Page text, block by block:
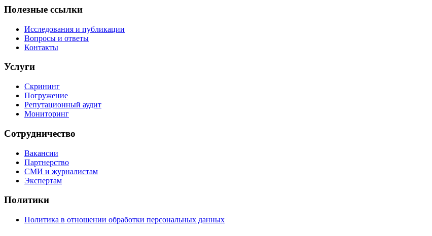
Полезные ссылки
Исследования и публикации
Вопросы и ответы
Контакты
Услуги
Скрининг
Погружение
Репутационный аудит
Мониторинг
Сотрудничество
Вакансии
Партнерство
СМИ и журналистам
Экспертам
Политики
Политика в отношении обработки персональных данных